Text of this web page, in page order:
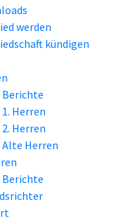
werden
kündigen
Berichte
1. Herren
2. Herren
Alte Herren
Berichte